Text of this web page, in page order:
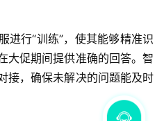
进行“训练”，使其能够精准识
大促期间提供准确的回答。智
接，确保未解决的问题能及时